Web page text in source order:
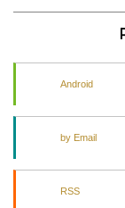
Android
by Email
RSS